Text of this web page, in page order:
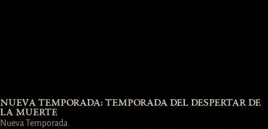
NUEVA TEMPORADA: TEMPORADA DEL DESPERTAR DE
LA MUERTE
Nueva Temporada